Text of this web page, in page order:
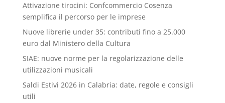
Attivazione tirocini: Confcommercio Cosenza
semplifica il percorso per le imprese
Nuove librerie under 35: contributi fino a 25.000
euro dal Ministero della Cultura
SIAE: nuove norme per la regolarizzazione delle
utilizzazioni musicali
Saldi Estivi 2026 in Calabria: date, regole e consigli
utili